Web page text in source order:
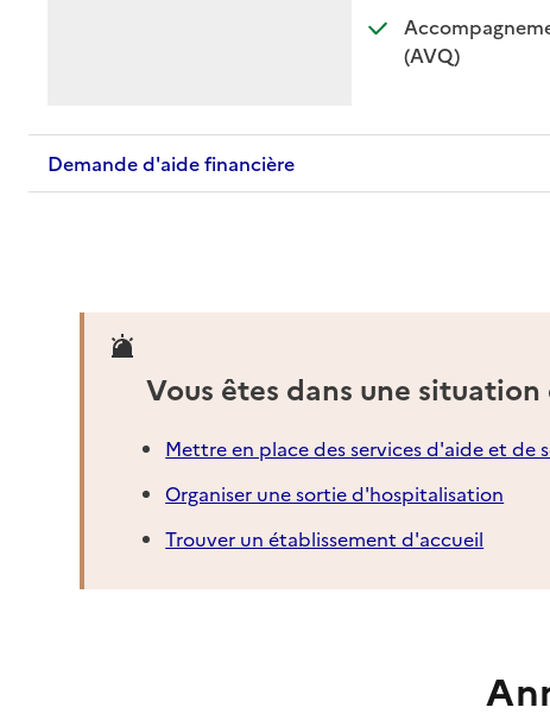
(AVQ)
: disponible
: non
Demande d'aide financière
Vous êtes dans une situation
Mettre en place des services d'aide et de
Organiser une sortie d'hospitalisation
Trouver un établissement d'accueil